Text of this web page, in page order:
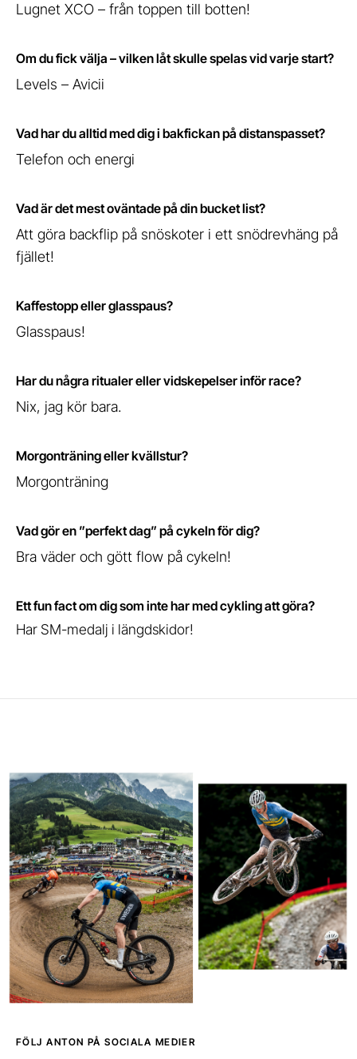
Lugnet XCO – från toppen till botten!
Om du fick välja – vilken låt skulle spelas vid varje start?
Levels – Avicii
Vad har du alltid med dig i bakfickan på distanspasset?
Telefon och energi
Vad är det mest oväntade på din bucket list?
Att göra backflip på snöskoter i ett snödrevhäng på
fjället!
Kaffestopp eller glasspaus?
Glasspaus!
Har du några ritualer eller vidskepelser inför race?
Nix, jag kör bara.
Morgonträning eller kvällstur?
Morgonträning
Vad gör en ”perfekt dag” på cykeln för dig?
Bra väder och gött flow på cykeln!
Ett fun fact om dig som inte har med cykling att göra?
Har SM-medalj i längdskidor!
FÖLJ ANTON PÅ SOCIALA MEDIER